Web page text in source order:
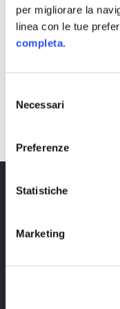
per migliorare la
linea con le tue
completa.
delNecessari
Preferenze
Statistiche
Marketing